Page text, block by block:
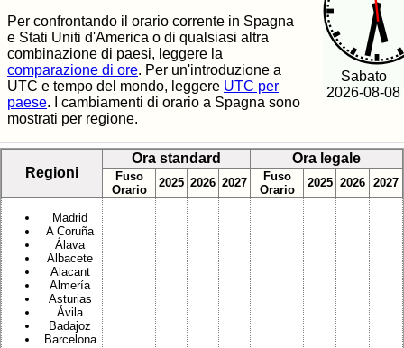
Sabato
2026-08-08
Per confrontando il orario corrente in Spagna
e Stati Uniti d'America o di qualsiasi altra
combinazione di paesi, leggere la
comparazione di ore. Per un'introduzione a
UTC e tempo del mondo, leggere UTC per
paese. I cambiamenti di orario a Spagna sono
mostrati per regione.
Regioni
Ora standard Ora legale
Fuso
Orario
2025 2026 2027
Fuso
Orario
2025 2026 2027
Madrid
A Coruña
Álava
Albacete
Alacant
Almería
Asturias
Ávila
Badajoz
Barcelona